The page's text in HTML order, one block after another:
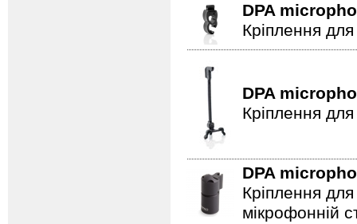
DPA
Кріплення
DPA
Кріплення
DPA
Кріплення
мікрофонній